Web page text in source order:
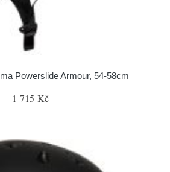
Powerslide Armour, 54-58cm
1 715 Kč